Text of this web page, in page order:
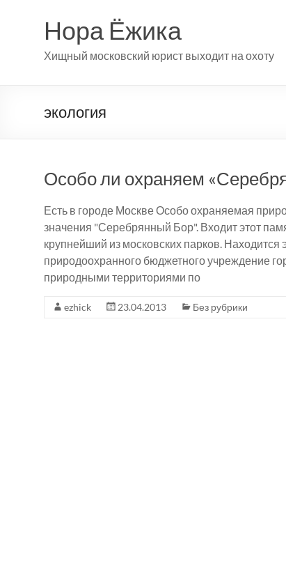
содержимомуНора Ёжика
Хищный московский юрист выходит на охоту
экология
Особо ли охраняем
Есть в городе Москве Особо охраняемая
значения "Серебрянный Бор". Входит этот
крупнейший из московских парков. Находится
природоохранного бюджетного учреждение
природными территориями по
ezhick 23.04.2013 Без рубрики